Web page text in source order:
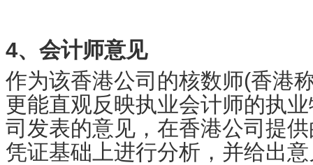
4、会计师意见
作为该香港公司的核数师(香港
更能直观反映执业会计师的执
司发表的意见，在香港公司提
凭证基础上进行分析，并给出